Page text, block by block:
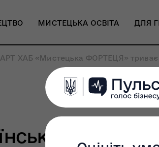
МИСТЕЦЬКА ОСВІТА ДЛЯ
ХАБ «Мистецька ФОРТЕЦЯ» триває
АРТ